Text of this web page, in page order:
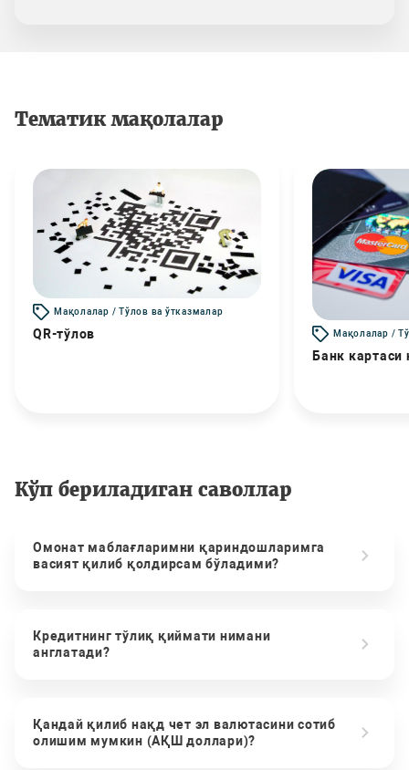
Тематик мақолалар
Мақолалар / Тўлов ва ўтказмалар
QR-тўлов Мақолалар /
Банк картаси
Кўп бериладиган саволлар
Омонат маблағларимни қариндошларимга
васият қилиб қолдирсам бўладими?
Кредитнинг тўлиқ қиймати нимани
англатади?
Қандай қилиб нақд чет эл валютасини сотиб
олишим мумкин (АҚШ доллари)?